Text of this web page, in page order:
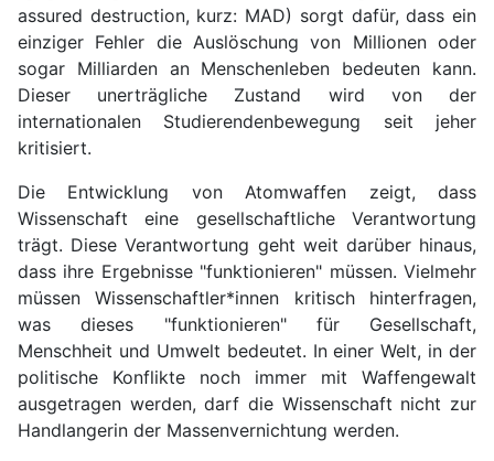
assured destruction, kurz: MAD) sorgt dafür, dass ein
einziger Fehler die Auslöschung von Millionen oder
sogar Milliarden an Menschenleben bedeuten kann.
Dieser unerträgliche Zustand wird von der
internationalen Studierendenbewegung seit jeher
kritisiert.
Die Entwicklung von Atomwaffen zeigt, dass
Wissenschaft eine gesellschaftliche Verantwortung
trägt. Diese Verantwortung geht weit darüber hinaus,
dass ihre Ergebnisse "funktionieren" müssen. Vielmehr
müssen Wissenschaftler*innen kritisch hinterfragen,
was dieses "funktionieren" für Gesellschaft,
Menschheit und Umwelt bedeutet. In einer Welt, in der
politische Konflikte noch immer mit Waffengewalt
ausgetragen werden, darf die Wissenschaft nicht zur
Handlangerin der Massenvernichtung werden.